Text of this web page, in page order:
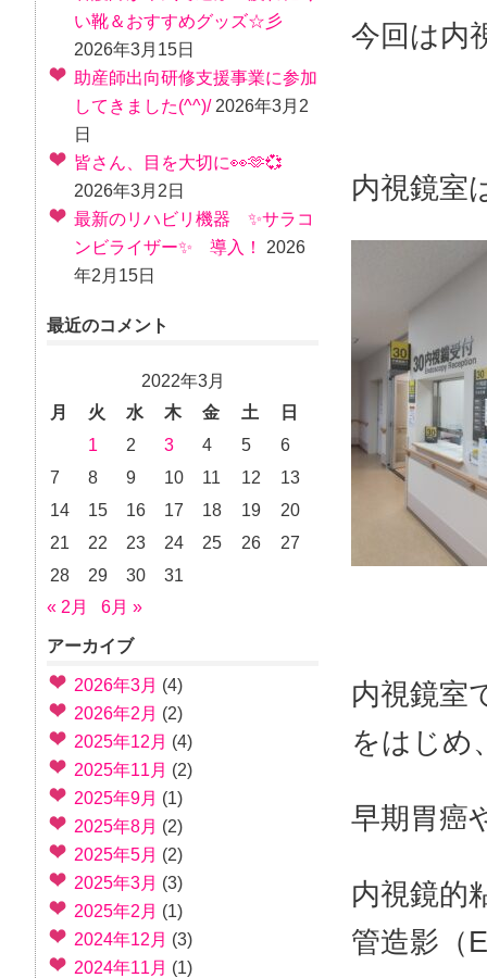
今回は内
内視鏡室
内視鏡室
をはじめ
早期胃癌
内視鏡的
管造影（
い靴＆おすすめグッズ☆彡
2026年3月15日
助産師出向研修支援事業に参加
してきました(^^)/ 2026年3月2
日
皆さん、目を大切に👀🫶💞
2026年3月2日
最新のリハビリ機器 ✨サラコ
ンビライザー✨ 導入！
2026
年2月15日
最近のコメント
2022年3月
月
火 水 木 金 土
日
1
2 3 4 5
6
7
8 9 10 11 12
13
14
15 16 17 18 19
20
21
22 23 24 25 26
27
28
29 30
31
« 2月
6月 »
アーカイブ
2026年3月 (4)
2026年2月 (2)
2025年12月 (4)
2025年11月 (2)
2025年9月 (1)
2025年8月 (2)
2025年5月 (2)
2025年3月 (3)
2025年2月 (1)
2024年12月 (3)
2024年11月 (1)